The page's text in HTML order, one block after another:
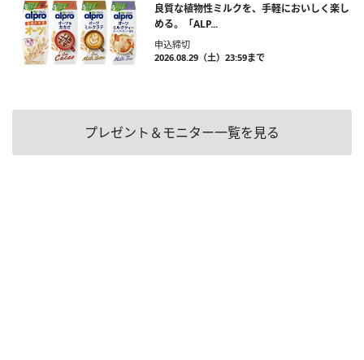
良質な植物性ミルクを、手軽においしく楽し
める。「ALP...
申込締切
2026.08.29（土）23:59まで
プレゼント＆モニター一覧を見る